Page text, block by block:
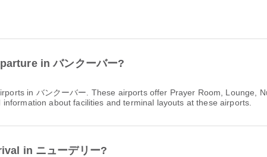
in バンクーバー?
in バンクーバー. These airports offer Prayer Room, Lounge,
about facilities and terminal layouts at these airports.
in ニューデリー?